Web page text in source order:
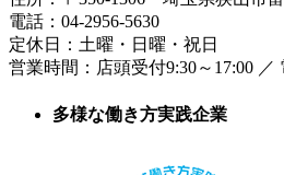
電話： 04-2956-5630
定休日：土曜・日曜・祝日
営業時間： 店頭受付9:30～17:00 ／
多様な働き方実践企業